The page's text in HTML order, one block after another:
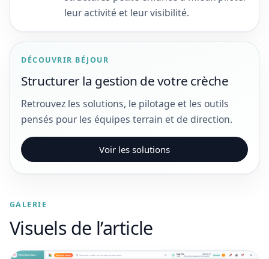
leur activité et leur visibilité.
DÉCOUVRIR BÉJOUR
Structurer la gestion de votre crèche
Retrouvez les solutions, le pilotage et les outils
pensés pour les équipes terrain et de direction.
Voir les solutions
GALERIE
Visuels de l’article